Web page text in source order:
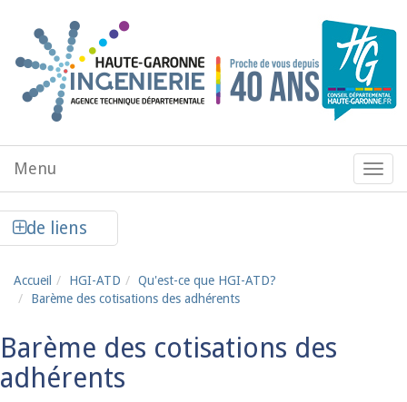
Menu
de
Menu
de liens
Accueil HGI-ATD
Qu'est-ce que HGI-ATD?
Barème des cotisations des adhérents
Barème des cotisations des
adhérents